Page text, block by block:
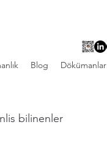
Blog Dökümanlar
bilinenler